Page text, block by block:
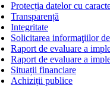
Protecția datelor cu
Transparență
Integritate
Solicitarea informaţiilor
Raport de evaluare a
Raport de evaluare a
Situații financiare
Achiziții publice